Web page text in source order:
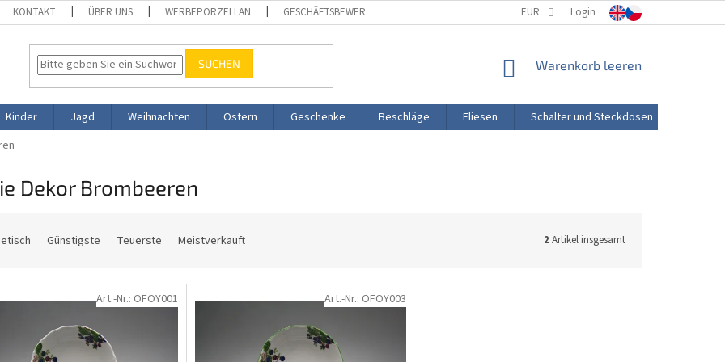
KONTAKT ÜBER UNS WERBEPORZELLAN GESCHÄFTSBEWERTUNG PORZELLANHERSTELLUNG TRANSPORT UND ZAHLUNG
EUR Login
SUCHEN WARENKORB
Warenkorb leeren
Kinder Jagd Weihnachten Ostern Geschenke Beschläge Fliesen Schalter und Steckdosen
Dekor Brombeeren
Günstigste Teuerste Meistverkauft 2Artikel insgesamt
Art.-Nr.: OFOY001 Art.-Nr.: OFOY003